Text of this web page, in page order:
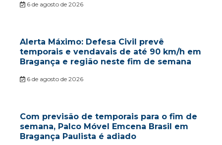
6 de agosto de 2026
Alerta Máximo: Defesa Civil prevê
temporais e vendavais de até 90 km/h em
Bragança e região neste fim de semana
6 de agosto de 2026
Com previsão de temporais para o fim de
semana, Palco Móvel Emcena Brasil em
Bragança Paulista é adiado